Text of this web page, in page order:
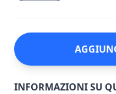
INFORMAZIONI SU